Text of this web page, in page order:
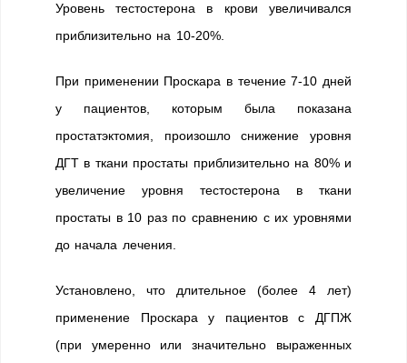
Уровень тестостерона в крови увеличивался
приблизительно на 10-20%.
При применении Проскара в течение 7-10 дней
у пациентов, которым была показана
простатэктомия, произошло снижение уровня
ДГТ в ткани простаты приблизительно на 80% и
увеличение уровня тестостерона в ткани
простаты в 10 раз по сравнению с их уровнями
до начала лечения.
Установлено, что длительное (более 4 лет)
применение Проскара у пациентов с ДГПЖ
(при умеренно или значительно выраженных